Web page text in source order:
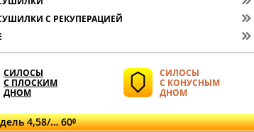
С РЕКУПЕРАЦИЕЙ
СИЛОСЫ
С ПЛОСКИМ
ДНОМ
СИЛОСЫ
С КОНУСНЫМ
ДНОМ
4,58/… 60⁰